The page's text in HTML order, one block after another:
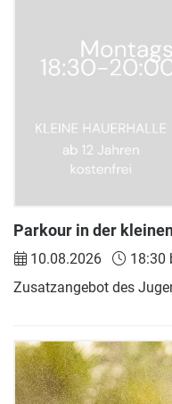
Parkour in der
10.08.2026
18:30
Zusatzangebot des